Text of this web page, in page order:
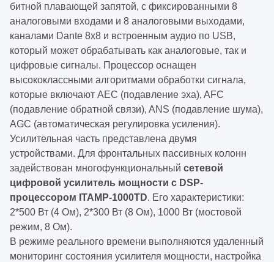
битной плавающей запятой, с фиксированными 8
аналоговыми входами и 8 аналоговыми выходами,
каналами Dante 8x8 и встроенным аудио по USB,
который может обрабатывать как аналоговые, так и
цифровые сигналы. Процессор оснащен
высококлассными алгоритмами обработки сигнала,
которые включают AEC (подавление эха), AFC
(подавление обратной связи), ANS (подавление шума),
AGC (автоматическая регулировка усиления).
Усилительная часть представлена двумя
устройствами. Для фронтальных пассивных колонн
задействован многофункциональный сетевой
цифровой усилитель мощности с DSP-
процессором ITAMP-1000TD. Его характеристики:
2*500 Вт (4 Ом), 2*300 Вт (8 Ом), 1000 Вт (мостовой
режим, 8 Ом).
В режиме реального времени выполняются удаленный
мониторинг состояния усилителя мощности, настройка